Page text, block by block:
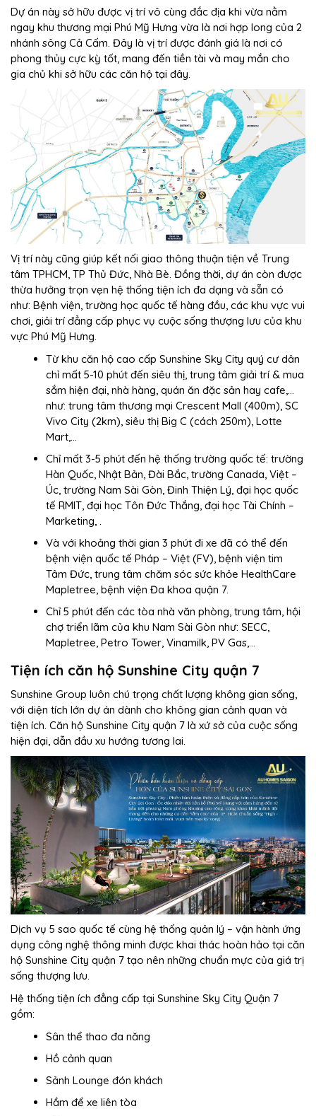
Dự án này sở hữu được vị trí vô cùng đắc địa khi vừa nằm
ngay khu thương mại Phú Mỹ Hưng vừa là nơi hợp long của 2
nhánh sông Cả Cấm. Đây là vị trí được đánh giá là nơi có
phong thủy cực kỳ tốt, mang đến tiền tài và may mắn cho
gia chủ khi sở hữu các căn hộ tại đây.
Vị trí này cũng giúp kết nối giao thông thuận tiện về Trung
tâm TPHCM, TP Thủ Đức, Nhà Bè. Đồng thời, dự án còn được
thừa hưởng trọn vẹn hệ thống tiện ích đa dạng và sẵn có
như: Bệnh viện, trường học quốc tế hàng đầu, các khu vực vui
chơi, giải trí đẳng cấp phục vụ cuộc sống thượng lưu của khu
vực Phú Mỹ Hưng.
Từ khu căn hộ cao cấp Sunshine Sky City quý cư dân
chỉ mất 5-10 phút đến siêu thị, trung tâm giải trí & mua
sắm hiện đại, nhà hàng, quán ăn đặc sản hay cafe,…
như: trung tâm thương mại Crescent Mall (400m), SC
Vivo City (2km), siêu thị Big C (cách 250m), Lotte
Mart,…
Chỉ mất 3-5 phút đến hệ thống trường quốc tế: trường
Hàn Quốc, Nhật Bản, Đài Bắc, trường Canada, Việt –
Úc, trường Nam Sài Gòn, Đinh Thiện Lý, đại học quốc
tế RMIT, đại học Tôn Đức Thắng, đại học Tài Chính –
Marketing, .
Và với khoảng thời gian 3 phút đi xe đã có thể đến
bệnh viện quốc tế Pháp – Việt (FV), bệnh viện tim
Tâm Đức, trung tâm chăm sóc sức khỏe HealthCare
Mapletree, bệnh viện Đa khoa quận 7.
Chỉ 5 phút đến các tòa nhà văn phòng, trung tâm, hội
chợ triển lãm của khu Nam Sài Gòn như: SECC,
Mapletree, Petro Tower, Vinamilk, PV Gas,…
Tiện ích căn hộ Sunshine City quận 7
Sunshine Group luôn chú trọng chất lượng không gian sống,
với diện tích lớn dự án dành cho không gian cảnh quan và
tiện ích. Căn hộ Sunshine City quận 7 là xứ sở của cuộc sống
hiện đại, dẫn đầu xu hướng tương lai.
Dịch vụ 5 sao quốc tế cùng hệ thống quản lý – vận hành ứng
dụng công nghệ thông minh được khai thác hoàn hảo tại căn
hộ Sunshine City quận 7 tạo nên những chuẩn mực của giá trị
sống thượng lưu.
Hệ thống tiện ích đẳng cấp tại Sunshine Sky City Quận 7
gồm:
Sân thể thao đa năng
Hồ cảnh quan
Sảnh Lounge đón khách
Hầm để xe liên tòa